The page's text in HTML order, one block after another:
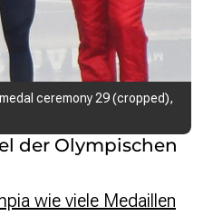
ceremony 29 (cropped),
der Olympischen
wie viele Medaillen